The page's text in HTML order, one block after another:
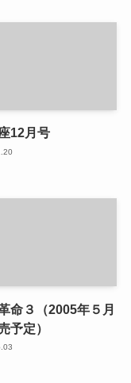
12月号
命３（2005年５月
予定）